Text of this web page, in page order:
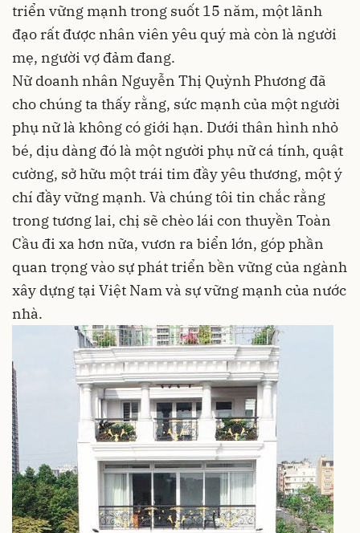
triển vững mạnh trong suốt 15 năm, một lãnh
đạo rất được nhân viên yêu quý mà còn là người
mẹ, người vợ đảm đang.
Nữ doanh nhân Nguyễn Thị Quỳnh Phương đã
cho chúng ta thấy rằng, sức mạnh của một người
phụ nữ là không có giới hạn. Dưới thân hình nhỏ
bé, dịu dàng đó là một người phụ nữ cá tính, quật
cường, sở hữu một trái tim đầy yêu thương, một ý
chí đầy vững mạnh. Và chúng tôi tin chắc rằng
trong tương lai, chị sẽ chèo lái con thuyền Toàn
Cầu đi xa hơn nữa, vươn ra biển lớn, góp phần
quan trọng vào sự phát triển bền vững của ngành
xây dựng tại Việt Nam và sự vững mạnh của nước
nhà.